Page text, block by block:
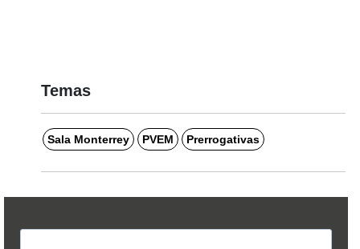
Temas
Sala Monterrey PVEM Prerrogativas